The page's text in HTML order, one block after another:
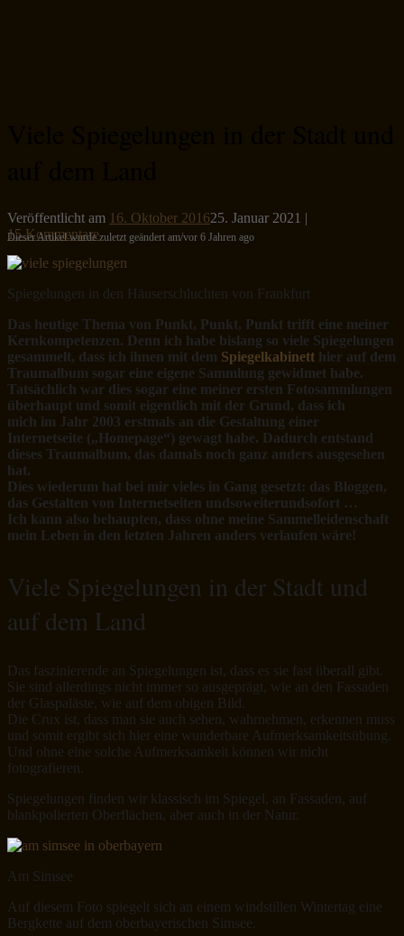
Veröffentlicht am 16. Oktober 201625. Januar 2021 |
15 Kommentare
Dieser Artikel wurde zuletzt geändert am/vor 6 Jahren ago
Spiegelungen in den Häuserschluchten von Frankfurt
Das heutige Thema von Punkt, Punkt, Punkt trifft eine meiner
Kernkompetenzen. Denn ich habe bislang so viele Spiegelungen
gesammelt, dass ich ihnen mit dem Spiegelkabinett hier auf dem
Traumalbum sogar eine eigene Sammlung gewidmet habe.
Tatsächlich war dies sogar eine meiner ersten Fotosammlungen
überhaupt und somit eigentlich mit der Grund, dass ich
mich im Jahr 2003 erstmals an die Gestaltung einer
Internetseite („Homepage“) gewagt habe. Dadurch entstand
dieses Traumalbum, das damals noch ganz anders ausgesehen
hat.
Dies wiederum hat bei mir vieles in Gang gesetzt: das Bloggen,
das Gestalten von Internetseiten undsoweiterundsofort …
Ich kann also behaupten, dass ohne meine Sammelleidenschaft
mein Leben in den letzten Jahren anders verlaufen wäre!
Viele Spiegelungen in der Stadt und
auf dem Land
Das faszinierende an Spiegelungen ist, dass es sie fast überall gibt.
Sie sind allerdings nicht immer so ausgeprägt, wie an den Fassaden
der Glaspaläste, wie auf dem obigen Bild.
Die Crux ist, dass man sie auch sehen, wahrnehmen, erkennen muss
und somit ergibt sich hier eine wunderbare Aufmerksamkeitsübung.
Und ohne eine solche Aufmerksamkeit können wir nicht
fotografieren.
Spiegelungen finden wir klassisch im Spiegel, an Fassaden, auf
blankpolierten Oberflächen, aber auch in der Natur.
Am Simsee
Auf diesem Foto spiegelt sich an einem windstillen Wintertag eine
Bergkette auf dem oberbayerischen Simsee.